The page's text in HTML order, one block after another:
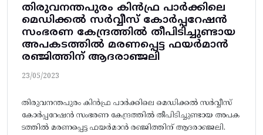
തിരുവനന്തപുരം കിൻഫ്ര പാർക്കിലെ
മെഡിക്കൽ സർവ്വീസ് കോർപ്പറേഷൻ
സംഭരണ കേന്ദ്രത്തിൽ തീപിടിച്ചുണ്ടായ
അപകടത്തിൽ മരണപ്പെട്ട ഫയർമാൻ
രഞ്ജിത്തിന് ആദരാഞ്ജലി
23/05/2023
തിരുവനന്തപുരം കിൻഫ്ര പാർക്കിലെ മെഡിക്കൽ സർവ്വീസ്
കോർപ്പറേഷൻ സംഭരണ കേന്ദ്രത്തിൽ തീപിടിച്ചുണ്ടായ അപക
ടത്തിൽ മരണപ്പെട്ട ഫയർമാൻ രഞ്ജിത്തിന് ആദരാഞ്ജലി.